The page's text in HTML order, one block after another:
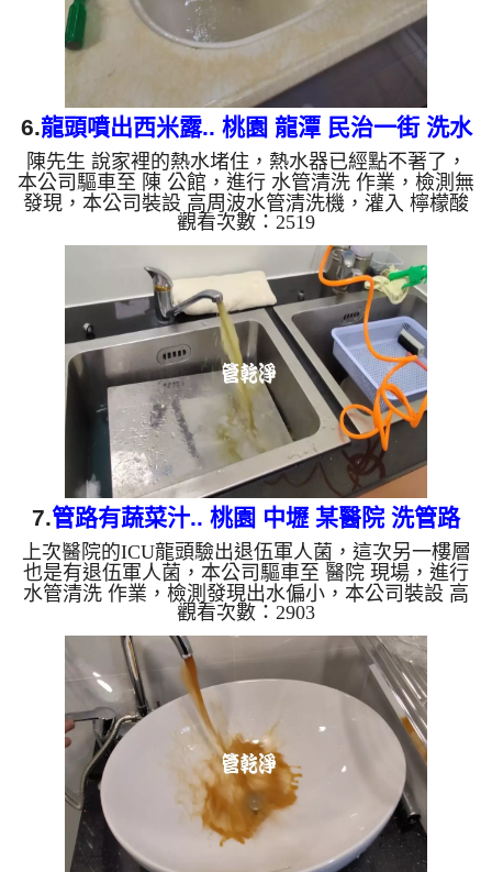
6.龍頭噴出西米露.. 桃園 龍潭 民治一街 洗水
管
陳先生 說家裡的熱水堵住，熱水器已經點不著了，
本公司驅車至 陳 公館，進行 水管清洗 作業，檢測無
發現，本公司裝設 高周波水管清洗機，灌入 檸檬酸
至水管，等了約15分，開啟 水管清洗機 ，啟動 螺旋
波 模式，一開始就流出髒水，還掉出一顆顆異物，
髒水顏色變咖啡色，就像西米露，兩個多小時後，出
水變乾淨熱水出水恢復正常。 如是自來水，如水管
老化，會產生鐵鏽跟泥沙堆積，洗出來的水就會是咖
啡色，地下水含有氧化錳，管壁上會結成黑色管垢，
洗出來的水會跟石油一樣黑，有些洗出綠色的水，是
因為裡面有銅的物質...
觀看次數：2519
7.管路有蔬菜汁.. 桃園 中壢 某醫院 洗管路
上次醫院的ICU龍頭驗出退伍軍人菌，這次另一樓層
也是有退伍軍人菌，本公司驅車至 醫院 現場，進行
水管清洗 作業，檢測發現出水偏小，本公司裝設 高
周波水管清洗機，灌入 檸檬酸 至水管，等了約15
分，開啟 水管清洗機 ，啟動 螺旋波 模式，一開始出
現泥水，突然變成了蔬菜汁，六個多小時後，出水變
乾淨出水量也變大了。 如是自來水，如水管老化，
會產生鐵鏽跟泥沙堆積，洗出來的水就會是咖啡色，
地下水含有氧化錳，管壁上會結成黑色管垢，洗出來
的水會跟石油一樣黑，有些洗出綠色的水，是因為裡
面有銅的物質，生鏽...
觀看次數：2903